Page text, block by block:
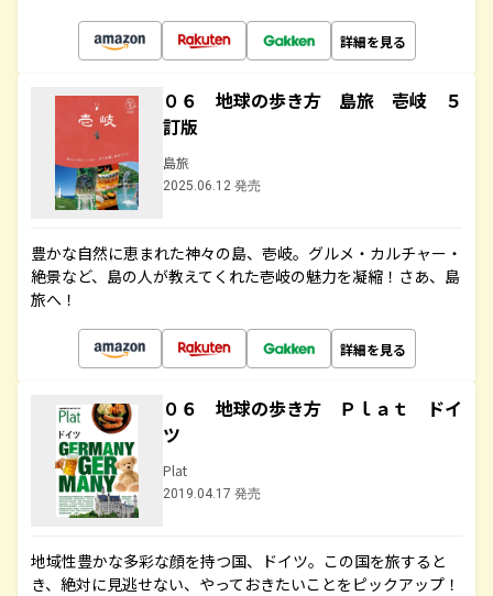
詳細を見る
０６ 地球の歩き方 島旅 壱岐 ５
訂版
島旅
2025.06.12 発売
豊かな自然に恵まれた神々の島、壱岐。グルメ・カルチャー・
絶景など、島の人が教えてくれた壱岐の魅力を凝縮！さあ、島
旅へ！
詳細を見る
０６ 地球の歩き方 Ｐｌａｔ ドイ
ツ
Plat
2019.04.17 発売
地域性豊かな多彩な顔を持つ国、ドイツ。この国を旅すると
き、絶対に見逃せない、やっておきたいことをピックアップ！